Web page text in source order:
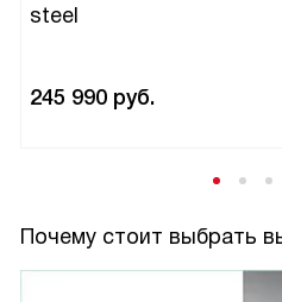
steel
245 990 руб.
Почему стоит выбрать